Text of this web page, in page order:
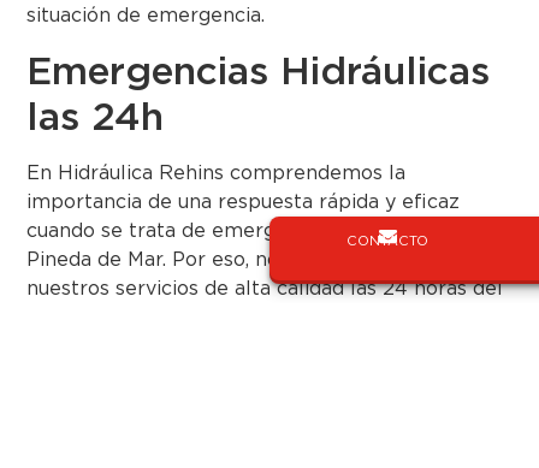
situación de emergencia.
Emergencias Hidráulicas
las 24h
En Hidráulica Rehins comprendemos la
importancia de una respuesta rápida y eficaz
cuando se trata de emergencias hidráulicas en
Pineda de Mar. Por eso, nos enorgullece ofrecer
nuestros servicios de alta calidad las 24 horas del
CONTACTO